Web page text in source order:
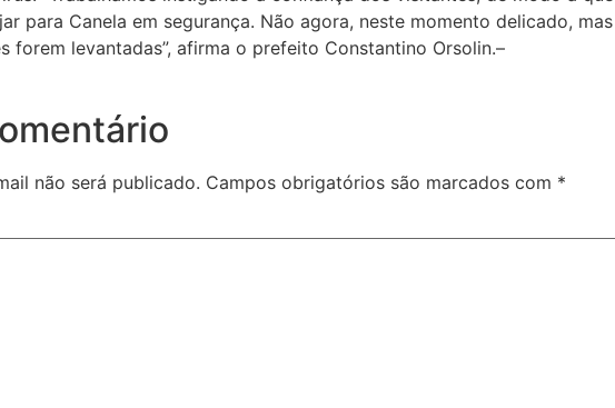
para Canela em segurança. Não agora, neste momento delicado, mas
forem levantadas”, afirma o prefeito Constantino Orsolin.–
não será publicado. Campos obrigatórios são marcados com *